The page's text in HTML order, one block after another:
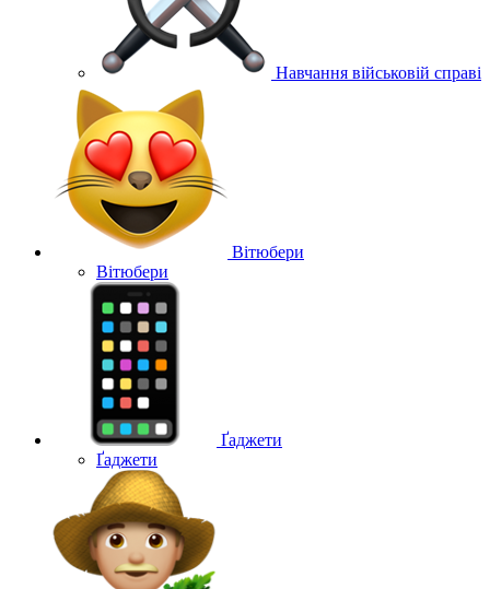
Навчання військовій справі
Вітюбери
Вітюбери
Ґаджети
Ґаджети